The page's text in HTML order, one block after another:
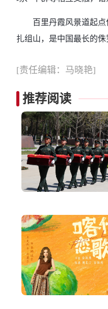
百里丹霞风景道起点位
扎组山，是中国最长的
[责任编辑：马晓艳]
推荐阅读